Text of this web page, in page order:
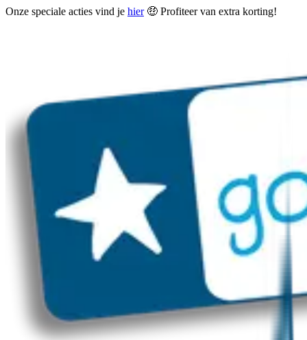
Onze speciale acties vind je hier🤑 Profiteer van extra korting!